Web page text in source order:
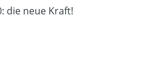
die neue Kraft!